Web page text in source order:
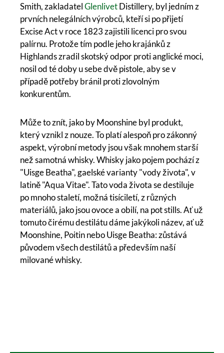
Smith, zakladatelGlenlivetDistillery, byl jedním z
prvních nelegálních výrobců, kteří si po přijetí
Excise Act v roce 1823 zajistili licenci pro svou
palírnu. Protože tím podle jeho krajánků z
Highlands zradil skotský odpor proti anglické moci,
nosil od té doby u sebe dvě pistole, aby se v
případě potřeby bránil proti zlovolným
konkurentům.
Může to znít, jako by Moonshine byl produkt,
který vznikl z nouze. To platí alespoň pro zákonný
aspekt, výrobní metody jsou však mnohem starší
než samotná whisky. Whisky jako pojem pochází z
"Uisge Beatha", gaelské varianty "vody života", v
latině "Aqua Vitae". Tato voda života se destiluje
po mnoho staletí, možná tisíciletí, z různých
materiálů, jako jsou ovoce a obilí, na pot stills. Ať už
tomuto čirému destilátu dáme jakýkoli název, ať už
Moonshine, Poitin nebo Uisge Beatha: zůstává
původem všech destilátů a především naší
milované whisky.